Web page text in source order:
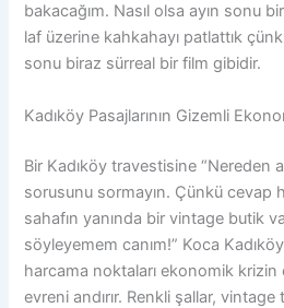
bakacağım. Nasıl olsa ayın sonu
laf üzerine kahkahayı patlattık
sonu biraz sürreal bir film gibidir.
Kadıköy Pasajlarının Gizemli
Bir Kadıköy travestisine “Nereden
sorusunu sormayın. Çünkü cevap
sahafın yanında bir vintage butik
söyleyemem canım!” Koca
harcama noktaları ekonomik krizin
evreni andırır. Renkli şallar, vintage